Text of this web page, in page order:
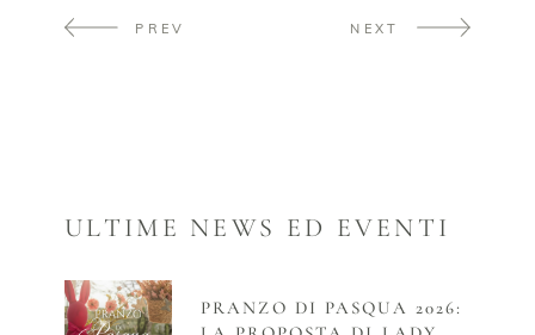
PREV NEXT
ULTIME NEWS ED EVENTI
PRANZO DI PASQUA 2026: